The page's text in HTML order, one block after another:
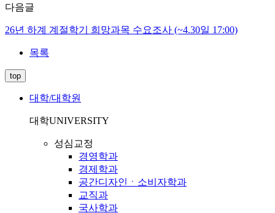
다음글
26년 하계 계절학기 희망과목 수요조사 (~4.30일 17:00)
목록
top
대학/대학원
대학UNIVERSITY
성심교정
경영학과
경제학과
공간디자인ㆍ소비자학과
교직과
국사학과